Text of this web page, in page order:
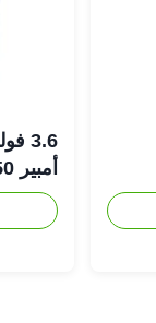
أمبير 18650 بطارية ليثيوم أيون